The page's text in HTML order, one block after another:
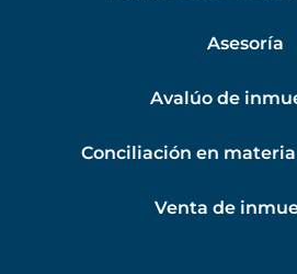
Asesoría
Avalúo de
Conciliación en
Venta de